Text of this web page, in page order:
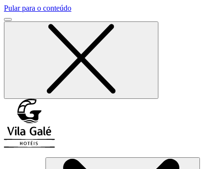
Pular para o conteúdo